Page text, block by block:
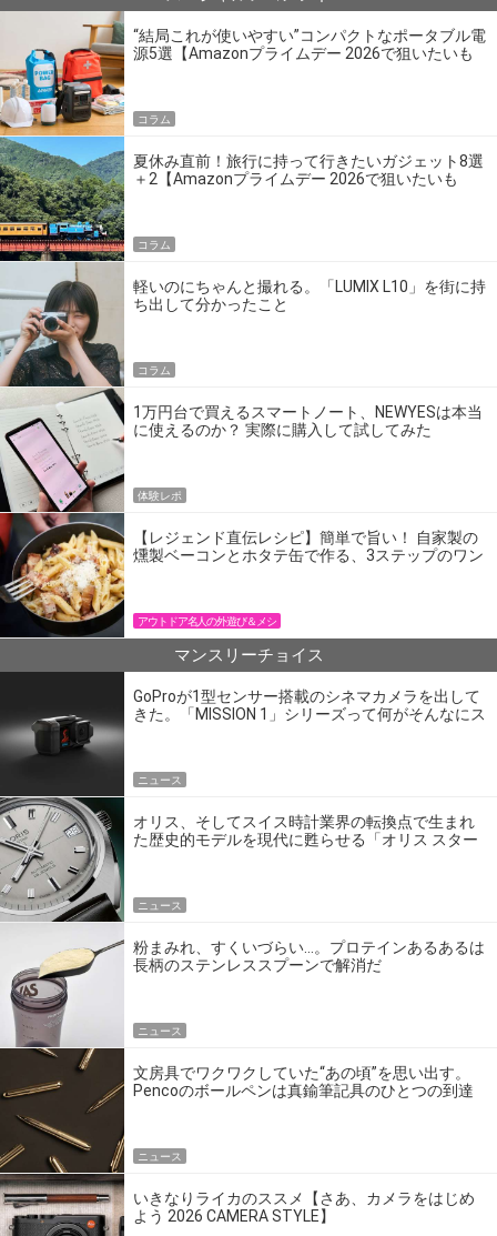
“結局これが使いやすい”コンパクトなポータブル電
源5選【Amazonプライムデー 2026で狙いたいも
コラム
夏休み直前！旅行に持って行きたいガジェット8選
＋2【Amazonプライムデー 2026で狙いたいも
コラム
軽いのにちゃんと撮れる。「LUMIX L10」を街に持
ち出して分かったこと
コラム
1万円台で買えるスマートノート、NEWYESは本当
に使えるのか？ 実際に購入して試してみた
体験レポ
【レジェンド直伝レシピ】簡単で旨い！ 自家製の
燻製ベーコンとホタテ缶で作る、3ステップのワン
アウトドア名人の外遊び＆メシ
マンスリーチョイス
GoProが1型センサー搭載のシネマカメラを出して
きた。「MISSION 1」シリーズって何がそんなにス
ニュース
オリス、そしてスイス時計業界の転換点で生まれ
た歴史的モデルを現代に甦らせる「オリス スター
ニュース
粉まみれ、すくいづらい…。プロテインあるあるは
長柄のステンレススプーンで解消だ
ニュース
文房具でワクワクしていた“あの頃”を思い出す。
Pencoのボールペンは真鍮筆記具のひとつの到達
ニュース
いきなりライカのススメ【さあ、カメラをはじめ
よう 2026 CAMERA STYLE】